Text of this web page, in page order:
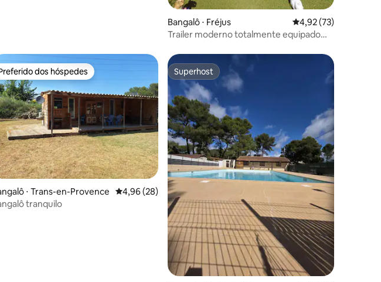
Bangalô ⋅ Fréjus 4,92 de uma
4,92 (73)
Trailer moderno totalmente equipado
média de 5, 14 avaliações
dos hóspedes
dos hóspedes
⋅ Trans-en-Provence 4,96 de uma avaliação média de 5, 28 avaliações
4,96 (28)
tranquilo
Superhost
Superhost